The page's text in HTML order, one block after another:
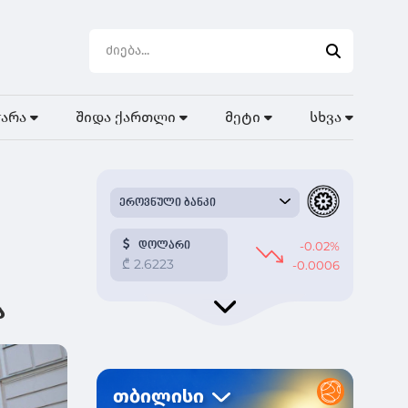
შიდა ქართლი მეტი სხვა